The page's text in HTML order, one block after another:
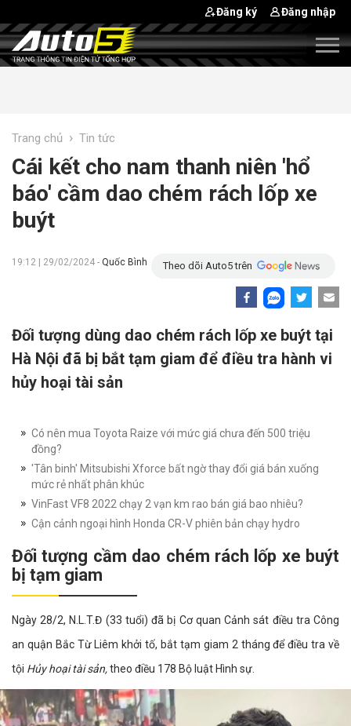
Đăng ký Đăng nhập
Trang chủ › Tin tức
Cái kết cho nam thanh niên 'hổ
báo' cầm dao chém rách lốp xe
buýt
19:12 | 29/02/2024 - Quốc Bình Theo dõi Auto5 trên
Đối tượng dùng dao chém rách lốp xe buýt tại
Hà Nội đã bị bắt tạm giam để điều tra hành vi
hủy hoại tài sản
Có nên mua Toyota Raize với mức giá chưa đến 500 triệu
đồng?
'Tân binh' Mitsubishi Xforce bất ngờ thay đổi giá bán xuống
mức rẻ nhất phân khúc
VinFast VF8 2022 chạy 2 vạn km rao bán giá bao nhiêu?
Cận cảnh ngoại hình Honda CR-V phiên bản chạy hydro
Đối tượng cầm dao chém rách lốp xe buýt
bị tạm giam
Ngày 28/2, N.L.T.Đ (33 tuổi) đã bị Cơ quan Cảnh sát điều tra Công
an quận Bắc Từ Liêm khởi tố, bắt tạm giam 2 tháng để điều tra về
tội Hủy hoại tài sản,theo điều 178 Bộ luật Hình sự.